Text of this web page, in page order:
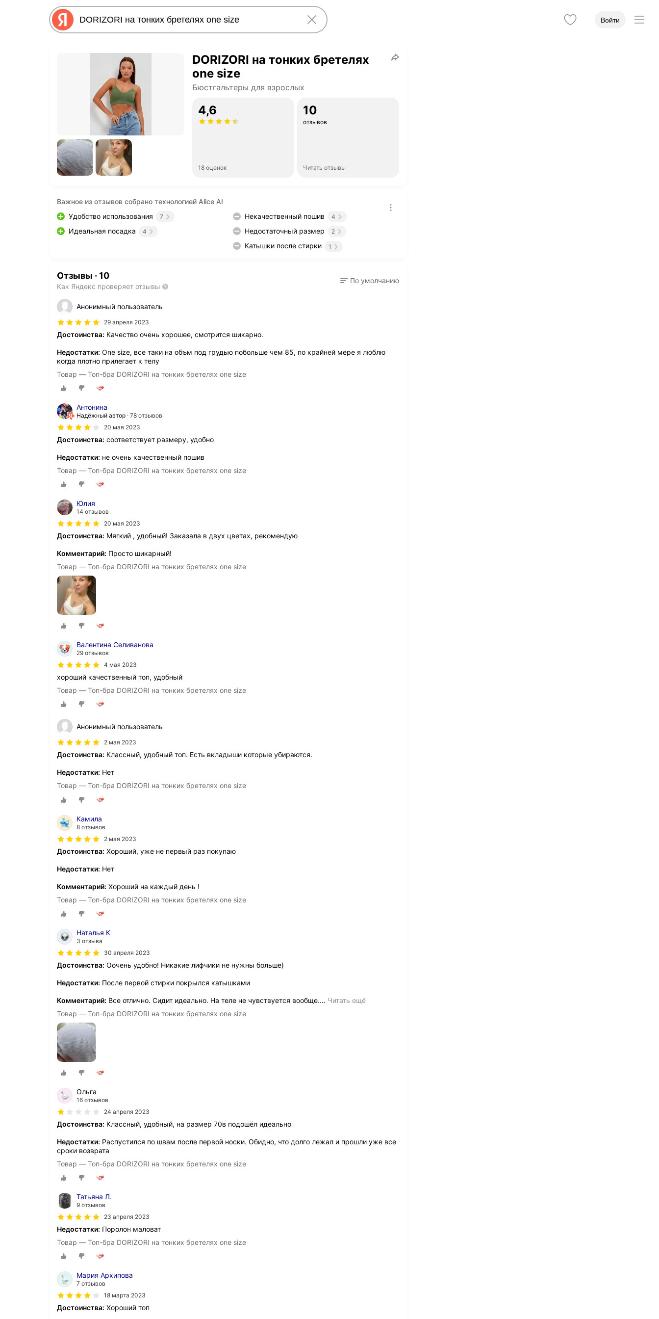
Войти
DORIZORI на тонких бретелях
one size
Бюстгальтеры для взрослых
4,6
18 оценок
10
отзывов
Читать отзывы
Важное из отзывов собрано технологией Alice AI
Удобство использования
7
Идеальная посадка 4
Некачественный пошив 4
Недостаточный размер 2
Катышки после стирки 1
Отзывы · 10
Как Яндекс проверяет отзывы
По умолчанию
Анонимный пользователь
29 апреля 2023
Достоинства: Качество очень хорошее, смотрится шикарно.
Недостатки: One size, все таки на объм под грудью побольше чем 85, по крайней мере я люблю
когда плотно прилегает к телу
Товар — Топ-бра DORIZORI на тонких бретелях one size
Антонина
Надёжный автор 78 отзывов
20 мая 2023
Достоинства: соответствует размеру, удобно
Недостатки: не очень качественный пошив
Товар — Топ-бра DORIZORI на тонких бретелях one size
Юлия
14 отзывов
20 мая 2023
Достоинства: Мягкий , удобный! Заказала в двух цветах, рекомендую
Комментарий: Просто шикарный!
Товар — Топ-бра DORIZORI на тонких бретелях one size
Валентина Селиванова
29 отзывов
4 мая 2023
хороший качественный топ, удобный
Товар — Топ-бра DORIZORI на тонких бретелях one size
Анонимный пользователь
2 мая 2023
Достоинства: Классный, удобный топ. Есть вкладыши которые убираются.
Недостатки: Нет
Товар — Топ-бра DORIZORI на тонких бретелях one size
Камила
8 отзывов
2 мая 2023
Достоинства: Хороший, уже не первый раз покупаю
Недостатки: Нет
Комментарий: Хороший на каждый день !
Товар — Топ-бра DORIZORI на тонких бретелях one size
Наталья К
3 отзыва
30 апреля 2023
Достоинства: Оочень удобно! Никакие лифчики не нужны больше)
Недостатки: После первой стирки покрылся катышками
Комментарий: Все отлично. Сидит идеально. На теле не чувствуется вообще.… Читать ещё
Товар — Топ-бра DORIZORI на тонких бретелях one size
Ольга
16 отзывов
24 апреля 2023
Достоинства: Классный, удобный, на размер 70в подошёл идеально
Недостатки: Распустился по швам после первой носки. Обидно, что долго лежал и прошли уже все
сроки возврата
Товар — Топ-бра DORIZORI на тонких бретелях one size
Татьяна Л.
9 отзывов
23 апреля 2023
Недостатки: Поролон маловат
Товар — Топ-бра DORIZORI на тонких бретелях one size
Мария Архипова
7 отзывов
18 марта 2023
Достоинства: Хороший топ